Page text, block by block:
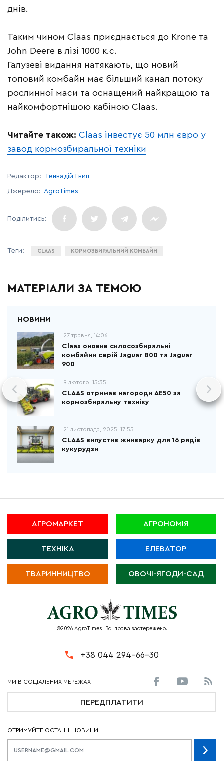
днів.
Таким чином Claas приєднається до Krone та
John Deere в лізі 1000 к.с.
Галузеві видання натякають, що новий
топовий комбайн має більший канал потоку
рослинної маси та оснащений найкращою та
найкомфортнішою кабіною Claas.
Читайте також: Claas інвестує 50 млн євро у
завод кормозбиральної техніки
Редактор: Геннадій Гнип
Джерело: AgroTimes
CLAAS КОРМОЗБИРАЛЬНИЙ КОМБАЙН
МАТЕРІАЛИ ЗА ТЕМОЮ
27 травня, 14:06
Claas оновив силосозбиральні
комбайни серій Jaguar 800 та Jaguar
900
9 лютого, 15:35
CLAAS отримав нагороди AE50 за
кормозбиральну техніку
21 листопада, 2025, 17:55
CLAAS випустив жниварку для 16 рядів
кукурудзи
АГРОМАРКЕТ АГРОНОМІЯ
ТЕХНІКА ЕЛЕВАТОР
ТВАРИННИЦТВО ОВОЧІ-ЯГОДИ-САД
©2026 AgroTimes. Всі права застережено.
+38 044 294-66-30
ПЕРЕДПЛАТИТИ
ОТРИМУЙТЕ ОСТАННІ НОВИНИ